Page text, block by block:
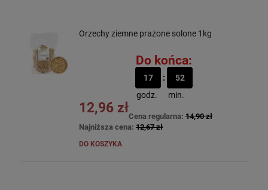
Orzechy ziemne prażone solone 1kg
Do końca:
17
godz.
52
min.
12,96 zł
Cena regularna: 14,90 zł
Najniższa cena: 12,67 zł
DO KOSZYKA